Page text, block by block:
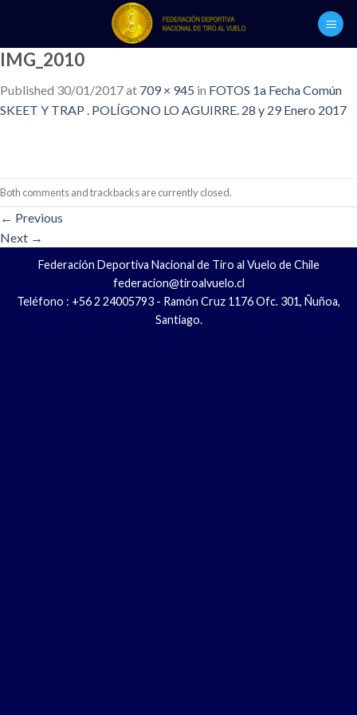
content
IMG_2010
Published 30/01/2017at 709 × 945 in FOTOS 1a Fecha Común
SKEET Y TRAP . POLÍGONO LO AGUIRRE. 28 y 29 Enero 2017
Both comments and trackbacks are currently closed.
← Previous
Next →
Federación Deportiva Nacional de Tiro al Vuelo de Chile
federacion@tiroalvuelo.cl
Teléfono : +56 2 24005793 - Ramón Cruz 1176 Ofc. 301, Ñuñoa,
Santiago.